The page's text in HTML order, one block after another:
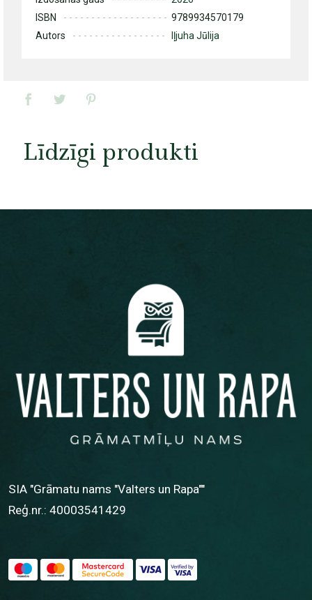
ISBN
9789934570179
Autors
Iļjuha Jūlija
Līdzīgi produkti
SIA "Grāmatu nams "Valters un Rapa""
Reģ.nr.: 40003541429